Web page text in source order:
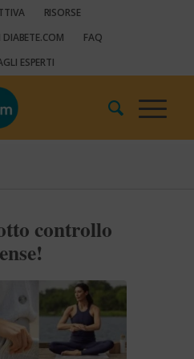
RISORSE
FAQ
ESPERTI
controllo